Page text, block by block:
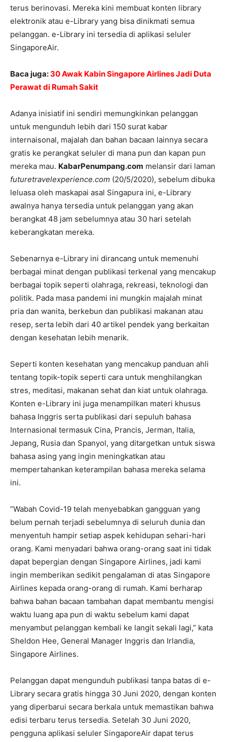
terus berinovasi. Mereka kini membuat konten library
elektronik atau e-Library yang bisa dinikmati semua
pelanggan. e-Library ini tersedia di aplikasi seluler
SingaporeAir.
Baca juga:30 Awak Kabin Singapore Airlines Jadi Duta
Perawat di Rumah Sakit
Adanya inisiatif ini sendiri memungkinkan pelanggan
untuk mengunduh lebih dari 150 surat kabar
internaisonal, majalah dan bahan bacaan lainnya secara
gratis ke perangkat seluler di mana pun dan kapan pun
mereka mau. KabarPenumpang.com melansir dari laman
futuretravelexperience.com (20/5/2020), sebelum dibuka
leluasa oleh maskapai asal Singapura ini, e-Library
awalnya hanya tersedia untuk pelanggan yang akan
berangkat 48 jam sebelumnya atau 30 hari setelah
keberangkatan mereka.
Sebenarnya e-Library ini dirancang untuk memenuhi
berbagai minat dengan publikasi terkenal yang mencakup
berbagai topik seperti olahraga, rekreasi, teknologi dan
politik. Pada masa pandemi ini mungkin majalah minat
pria dan wanita, berkebun dan publikasi makanan atau
resep, serta lebih dari 40 artikel pendek yang berkaitan
dengan kesehatan lebih menarik.
Seperti konten kesehatan yang mencakup panduan ahli
tentang topik-topik seperti cara untuk menghilangkan
stres, meditasi, makanan sehat dan kiat untuk olahraga.
Konten e-Library ini juga menampilkan materi khusus
bahasa Inggris serta publikasi dari sepuluh bahasa
Internasional termasuk Cina, Prancis, Jerman, Italia,
Jepang, Rusia dan Spanyol, yang ditargetkan untuk siswa
bahasa asing yang ingin meningkatkan atau
mempertahankan keterampilan bahasa mereka selama
ini.
“Wabah Covid-19 telah menyebabkan gangguan yang
belum pernah terjadi sebelumnya di seluruh dunia dan
menyentuh hampir setiap aspek kehidupan sehari-hari
orang. Kami menyadari bahwa orang-orang saat ini tidak
dapat bepergian dengan Singapore Airlines, jadi kami
ingin memberikan sedikit pengalaman di atas Singapore
Airlines kepada orang-orang di rumah. Kami berharap
bahwa bahan bacaan tambahan dapat membantu mengisi
waktu luang apa pun di waktu sebelum kami dapat
menyambut pelanggan kembali ke langit sekali lagi,” kata
Sheldon Hee, General Manager Inggris dan Irlandia,
Singapore Airlines.
Pelanggan dapat mengunduh publikasi tanpa batas di e-
Library secara gratis hingga 30 Juni 2020, dengan konten
yang diperbarui secara berkala untuk memastikan bahwa
edisi terbaru terus tersedia. Setelah 30 Juni 2020,
pengguna aplikasi seluler SingaporeAir dapat terus